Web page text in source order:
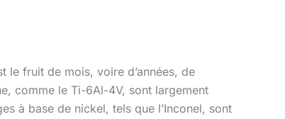
le fruit de mois, voire d’années, de
comme le Ti-6Al-4V, sont largement
à base de nickel, tels que l’Inconel, sont